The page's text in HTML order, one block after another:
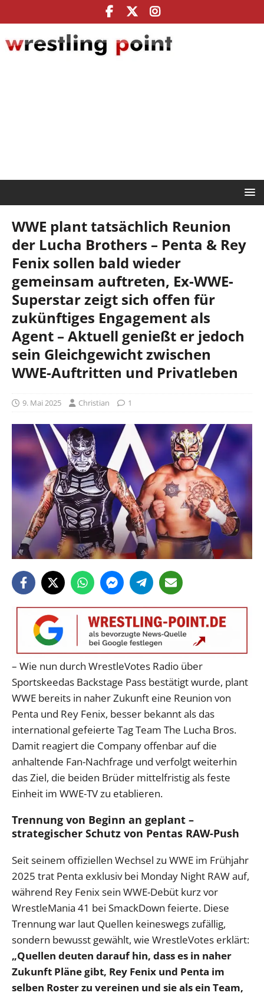
WWE plant tatsächlich Reunion
der Lucha Brothers – Penta & Rey
Fenix sollen bald wieder
gemeinsam auftreten, Ex-WWE-
Superstar zeigt sich offen für
zukünftiges Engagement als
Agent – Aktuell genießt er jedoch
sein Gleichgewicht zwischen
WWE-Auftritten und Privatleben
9. Mai 2025 Christian 1
– Wie nun durch WrestleVotes Radio über
Sportskeedas Backstage Pass bestätigt wurde, plant
WWE bereits in naher Zukunft eine Reunion von
Penta und Rey Fenix, besser bekannt als das
international gefeierte Tag Team The Lucha Bros.
Damit reagiert die Company offenbar auf die
anhaltende Fan-Nachfrage und verfolgt weiterhin
das Ziel, die beiden Brüder mittelfristig als feste
Einheit im WWE-TV zu etablieren.
Trennung von Beginn an geplant –
strategischer Schutz von Pentas RAW-Push
Seit seinem offiziellen Wechsel zu WWE im Frühjahr
2025 trat Penta exklusiv bei Monday Night RAW auf,
während Rey Fenix sein WWE-Debüt kurz vor
WrestleMania 41 bei SmackDown feierte. Diese
Trennung war laut Quellen keineswegs zufällig,
sondern bewusst gewählt, wie WrestleVotes erklärt:
„Quellen deuten darauf hin, dass es in naher
Zukunft Pläne gibt, Rey Fenix und Penta im
selben Roster zu vereinen und sie als ein Team,